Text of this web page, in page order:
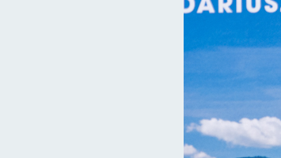
Ilość pięknych miejsc we Francji jest wręcz zatrważająca i